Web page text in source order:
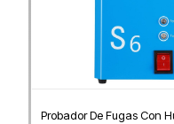
Probador De Fugas Con